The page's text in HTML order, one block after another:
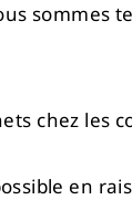
sommes
chez les
en